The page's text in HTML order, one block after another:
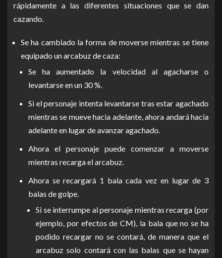
rápidamente a las diferentes situaciones que se dan
cazando.
Se ha cambiado la forma de moverse mientras se tiene
equipado un arcabuz de caza:
Se ha aumentado la velocidad al agacharse o
levantarse en un 30 %.
Si el personaje intenta levantarse tras estar agachado
mientras se mueve hacia adelante, ahora andará hacia
adelante en lugar de avanzar agachado.
Ahora el personaje puede comenzar a moverse
mientras recarga el arcabuz.
Ahora se recargará 1 bala cada vez en lugar de 3
balas de golpe.
Si se interrumpe al personaje mientras recarga (por
ejemplo, por efectos de CM), la bala que no se ha
podido recargar no se contará, de manera que el
arcabuz solo contará con las balas que se hayan